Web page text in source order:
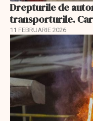
Drepturile de
transporturile.
11 FEBRUARIE 2026